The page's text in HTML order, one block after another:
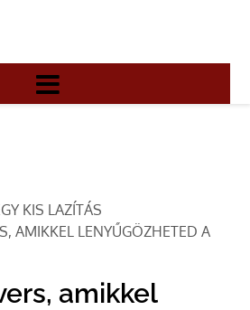
KIS LAZÍTÁS
AMIKKEL LENYŰGÖZHETED A
amikkel